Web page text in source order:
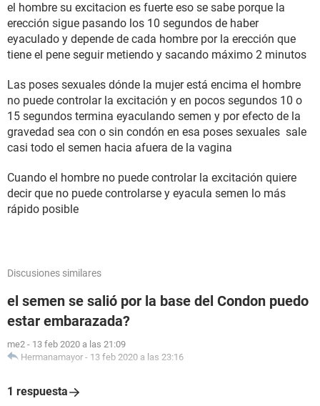
el hombre su excitacion es fuerte eso se sabe porque la
erección sigue pasando los 10 segundos de haber
eyaculado y depende de cada hombre por la erección que
tiene el pene seguir metiendo y sacando máximo 2 minutos
Las poses sexuales dónde la mujer está encima el hombre
no puede controlar la excitación y en pocos segundos 10 o
15 segundos termina eyaculando semen y por efecto de la
gravedad sea con o sin condón en esa poses sexuales sale
casi todo el semen hacia afuera de la vagina
Cuando el hombre no puede controlar la excitación quiere
decir que no puede controlarse y eyacula semen lo más
rápido posible
Discusiones similares
el semen se salió por la base del Condon puedo
estar embarazada?
me2 - 13 feb 2020 a las 21:09
Hermanamayor - 13 feb 2020 a las 23:16
1 respuesta